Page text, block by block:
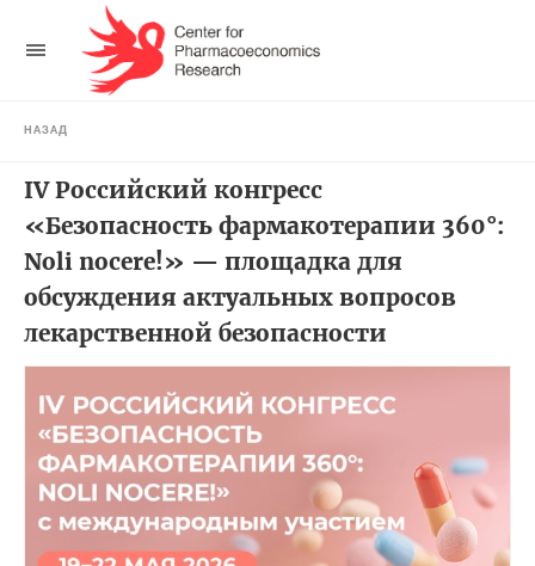
НАЗАД
IV Российский конгресс
«Безопасность фармакотерапии 360°:
Noli nocere!» — площадка для
обсуждения актуальных вопросов
лекарственной безопасности